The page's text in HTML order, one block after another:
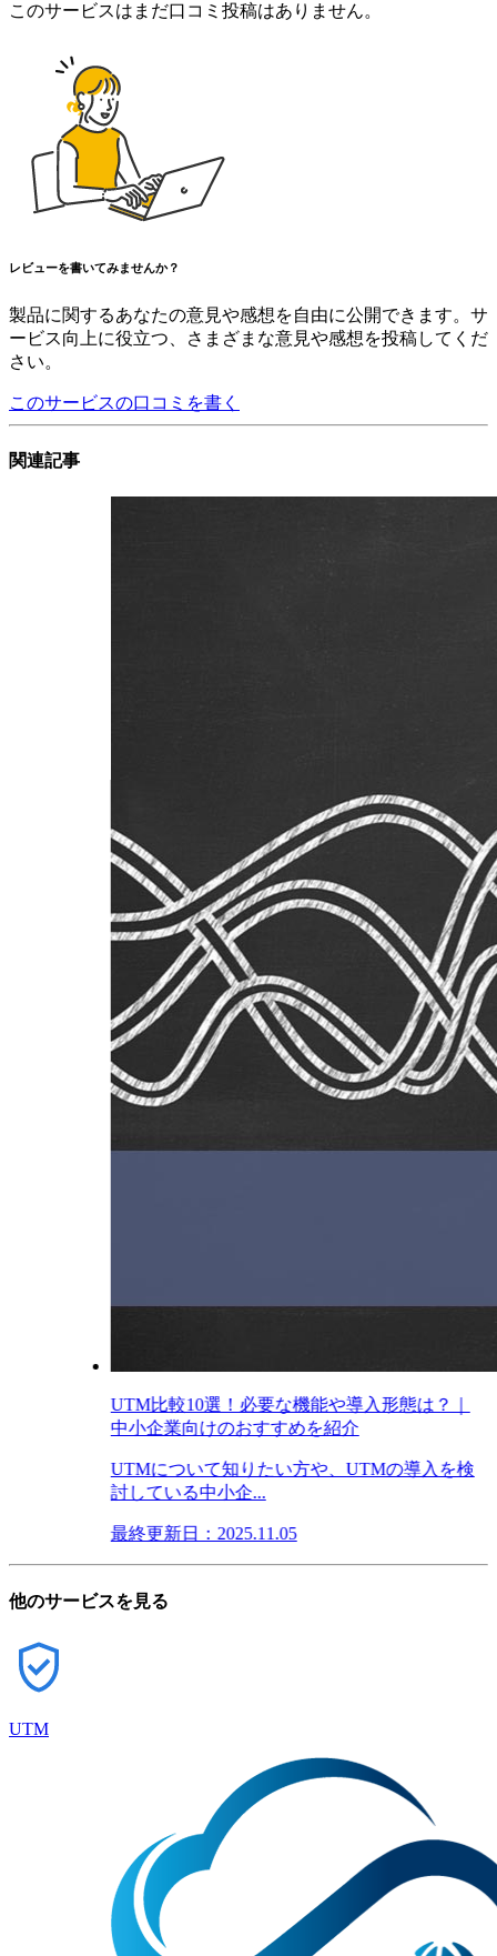
このサービスはまだ口コミ投稿はありません。
レビューを書いてみませんか？
製品に関するあなたの意見や感想を自由に公開できます。サ
ービス向上に役立つ、さまざまな意見や感想を投稿してくだ
さい。
このサービスの口コミを書く
関連記事
UTM比較10選！必要な機能や導入形態は？｜
中小企業向けのおすすめを紹介
UTMについて知りたい方や、UTMの導入を検
討している中小企...
最終更新日：2025.11.05
他のサービスを見る
UTM